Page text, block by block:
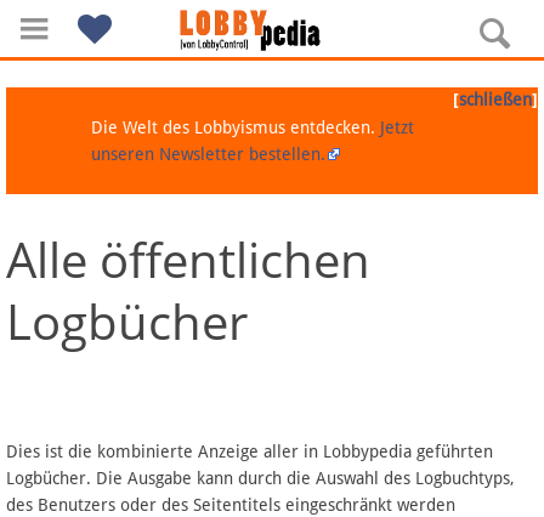
Navigation
Über Lobbypedia
Artikel nach Kategorien
FAQ
[schließen]
Die Welt des Lobbyismus entdecken. Jetzt
unseren Newsletter bestellen.
Alle öffentlichen
Logbücher
Dies ist die kombinierte Anzeige aller in Lobbypedia geführten
Logbücher. Die Ausgabe kann durch die Auswahl des Logbuchtyps,
des Benutzers oder des Seitentitels eingeschränkt werden